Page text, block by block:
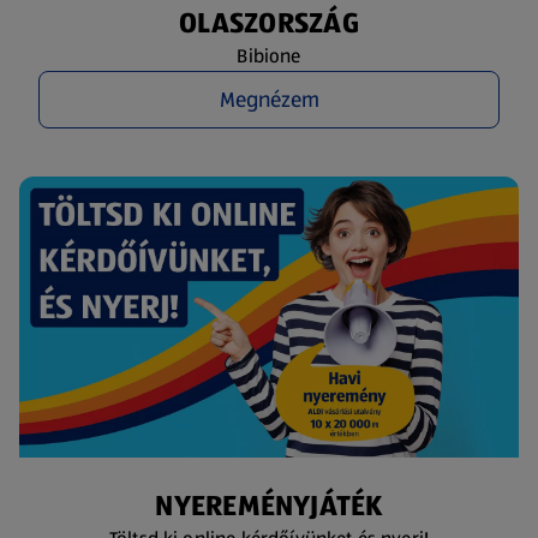
OLASZORSZÁG
Bibione
Megnézem
NYEREMÉNYJÁTÉK